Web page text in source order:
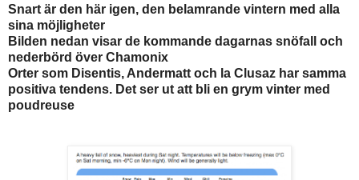
Snart är den här igen, den belamrande vintern med alla
sina möjligheter
Bilden nedan visar de kommande dagarnas snöfall och
nederbörd över Chamonix
Orter som Disentis, Andermatt och la Clusaz har samma
positiva tendens. Det ser ut att bli en grym vinter med
poudreuse